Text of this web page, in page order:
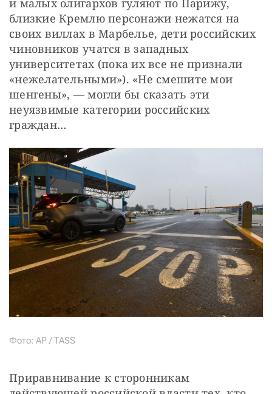
близкие Кремлю персонажи нежатся на
своих виллах в Марбелье, дети российских
чиновников учатся в западных
университетах (пока их все не признали
«нежелательными»). «Не смешите мои
шенгены», — могли бы сказать эти
неуязвимые категории российских
граждан…
Фото: AP / TASS
Приравнивание к сторонникам